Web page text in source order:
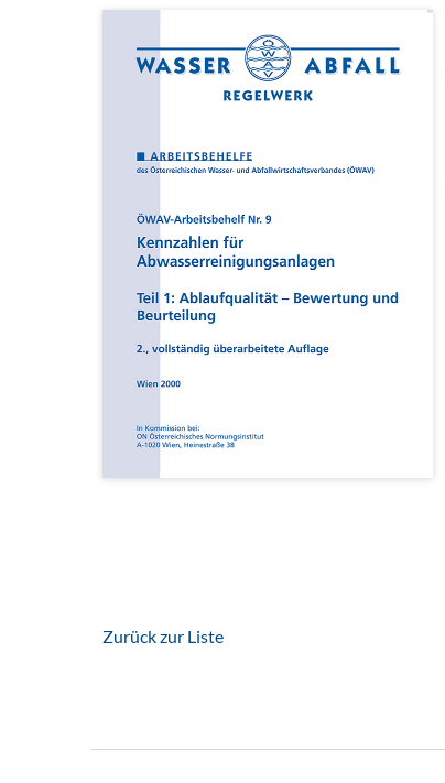
Zurück zur Liste